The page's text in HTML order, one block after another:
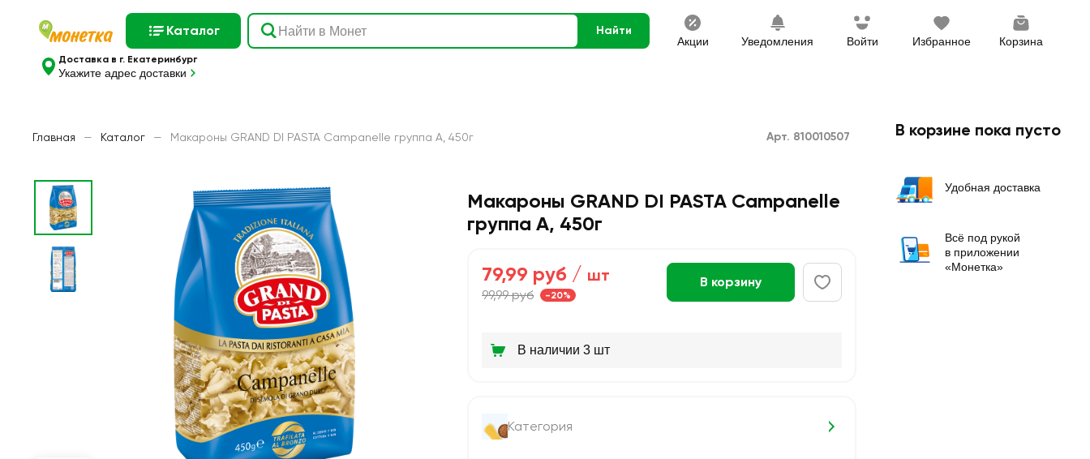
Каталог Найти
Акции Уведомления Войти Избранное Корзина
Доставка в г. Екатеринбург
Укажите адрес доставки
Главная — Каталог — Макароны GRAND DI PASTA Campanelle группа А, 450г Арт. 810010507
Макароны GRAND DI PASTA Campanelle
группа А, 450г
79,99 руб / шт
99,99 руб -20%
В корзину
В наличии 3 шт
Категория
В корзине пока пусто
Удобная доставка
Всё под рукой
в приложении
«Монетка»